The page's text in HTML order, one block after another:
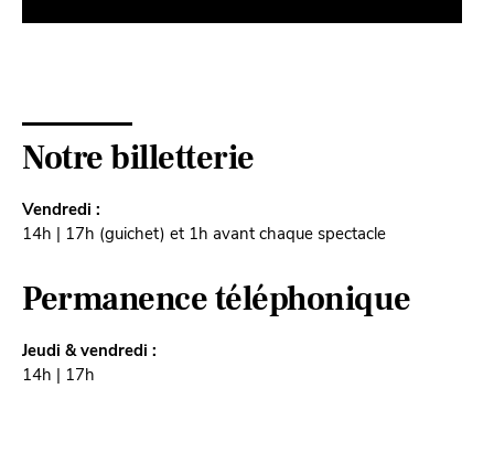
Notre billetterie
Vendredi :
14h | 17h (guichet) et 1h avant chaque spectacle
Permanence téléphonique
Jeudi & vendredi :
14h | 17h